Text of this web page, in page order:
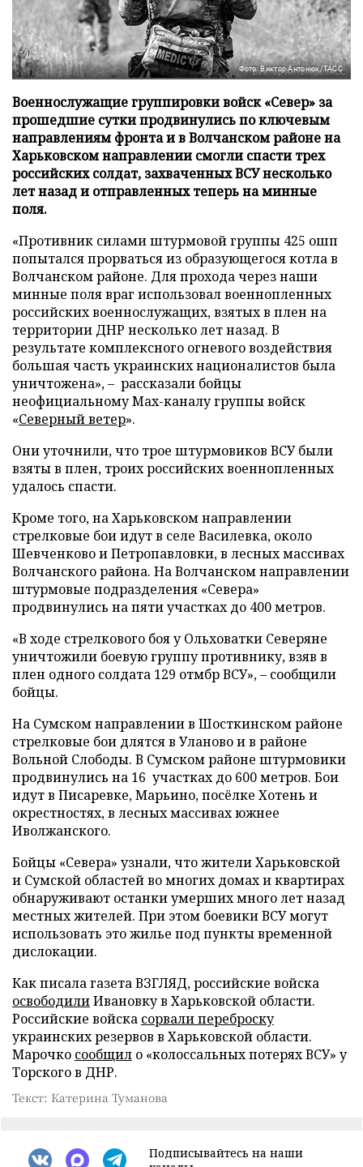
Фото: Виктор Антонюк/ТАСС
Военнослужащие группировки войск «Север» за
прошедшие сутки продвинулись по ключевым
направлениям фронта и в Волчанском районе на
Харьковском направлении смогли спасти трех
российских солдат, захваченных ВСУ несколько
лет назад и отправленных теперь на минные
поля.
«Противник силами штурмовой группы 425 ошп
попытался прорваться из образующегося котла в
Волчанском районе. Для прохода через наши
минные поля враг использовал военнопленных
российских военнослужащих, взятых в плен на
территории ДНР несколько лет назад. В
результате комплексного огневого воздействия
большая часть украинских националистов была
уничтожена», – рассказали бойцы
неофициальному Max-каналу группы войск
«Северный ветер».
Они уточнили, что трое штурмовиков ВСУ были
взяты в плен, троих российских военнопленных
удалось спасти.
Кроме того, на Харьковском направлении
стрелковые бои идут в селе Василевка, около
Шевченково и Петропавловки, в лесных массивах
Волчанского района. На Волчанском направлении
штурмовые подразделения «Севера»
продвинулись на пяти участках до 400 метров.
«В ходе стрелкового боя у Ольховатки Северяне
уничтожили боевую группу противнику, взяв в
плен одного солдата 129 отмбр ВСУ», – сообщили
бойцы.
На Сумском направлении в Шосткинском районе
стрелковые бои длятся в Уланово и в районе
Вольной Слободы. В Сумском районе штурмовики
продвинулись на 16 участках до 600 метров. Бои
идут в Писаревке, Марьино, посёлке Хотень и
окрестностях, в лесных массивах южнее
Иволжанского.
Бойцы «Севера» узнали, что жители Харьковской
и Сумской областей во многих домах и квартирах
обнаруживают останки умерших много лет назад
местных жителей. При этом боевики ВСУ могут
использовать это жилье под пункты временной
дислокации.
Как писала газета ВЗГЛЯД, российские войска
освободилиИвановку в Харьковской области.
Российские войска сорвали переброску
украинских резервов в Харьковской области.
Марочко сообщил о «колоссальных потерях ВСУ» у
Торского в ДНР.
Текст: Катерина Туманова
Подписывайтесь на наши